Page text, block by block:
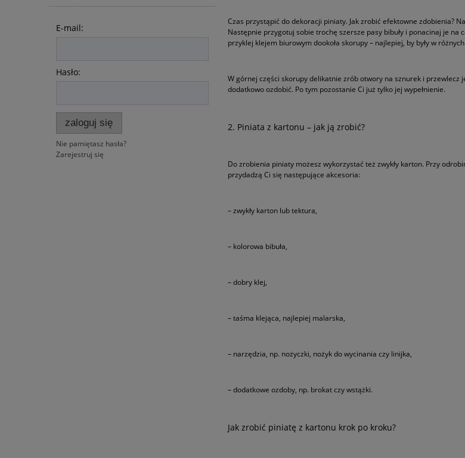
E-mail:
Hasło:
zaloguj się
Nie pamiętasz hasła?
Zarejestruj się
Czas przystąpić do dekoracji piniaty. Jak zrobić efektowne zdobienia?
Następnie przygotuj sobie trochę szersze pasy bibuły i ponacinaj je na
przyklej klejem biurowym dookoła skorupy – najlepiej, by były w
W górnej części skorupy delikatnie zrób otwory na sznurek i
dodatkowo ozdobić. Po tym pozostanie Ci już tylko jej wypełnienie.
2. Piniata z kartonu – jak ją zrobić?
Do zrobienia piniaty możesz wykorzystać też zwykły karton. Przy
przydadzą Ci się następujące akcesoria:
– zwykły karton lub tektura,
– kolorowa bibuła,
– dobry klej,
– taśma klejąca, najlepiej malarska,
– narzędzia, np. nożyczki, nożyk do wycinania czy linijka,
– dodatkowe ozdoby, np. brokat czy wstążki.
Jak zrobić piniatę z kartonu krok po kroku?